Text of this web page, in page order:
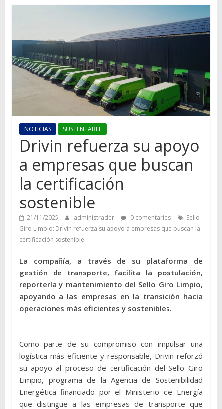
información
del
mundo
NOTICIAS SUSTENTABLE
Drivin refuerza su apoyo
a empresas que buscan
la certificación
sostenible
21/11/2025 administrador 0 comentarios
Sello
Giro Limpio: Drivin refuerza su apoyo a empresas que buscan la
certificación sostenible
La compañía, a través de su plataforma de
gestión de transporte, facilita la postulación,
reportería y mantenimiento del Sello Giro Limpio,
apoyando a las empresas en la transición hacia
operaciones más eficientes y sostenibles.
Como parte de su compromiso con impulsar una
logística más eficiente y responsable, Drivin reforzó
su apoyo al proceso de certificación del Sello Giro
Limpio, programa de la Agencia de Sostenibilidad
Energética financiado por el Ministerio de Energía
que distingue a las empresas de transporte que